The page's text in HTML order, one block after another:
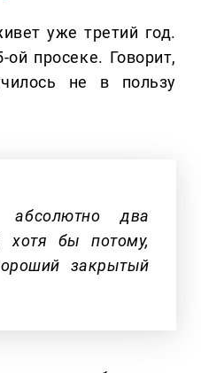
уже третий год.
просеке. Говорит,
не в пользу
два
хотя бы потому,
закрытый